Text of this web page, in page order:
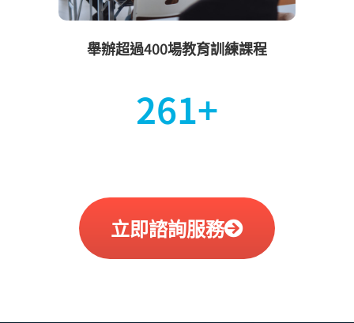
舉辦超過400場教育訓練課程
374+
立即諮詢服務